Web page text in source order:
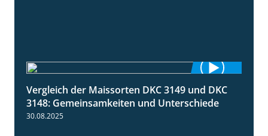
1:56
Vergleich der Maissorten DKC 3149 und DKC
3148: Gemeinsamkeiten und Unterschiede
30.08.2025